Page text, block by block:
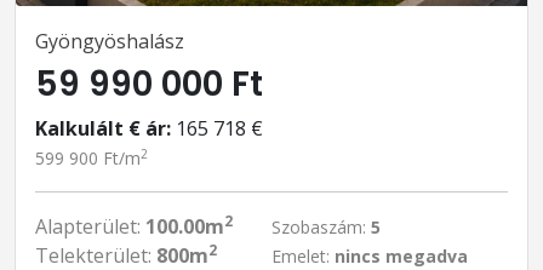
Gyöngyöshalász
59 990 000 Ft
Kalkulált € ár: 165 718 €
599 900 Ft/m2
Alapterület: 100.00m2
Telekterület: 800m2
Szobaszám: 5
Emelet: nincs megadva